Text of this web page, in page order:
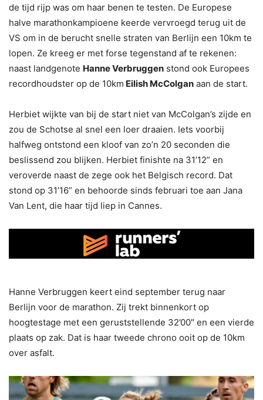
de tijd rijp was om haar benen te testen. De Europese
halve marathonkampioene keerde vervroegd terug uit de
VS om in de berucht snelle straten van Berlijn een 10km te
lopen. Ze kreeg er met forse tegenstand af te rekenen:
naast landgenote Hanne Verbruggen stond ook Europees
recordhoudster op de 10km Eilish McColgan aan de start.
Herbiet wijkte van bij de start niet van McColgan’s zijde en
zou de Schotse al snel een loer draaien. Iets voorbij
halfweg ontstond een kloof van zo’n 20 seconden die
beslissend zou blijken. Herbiet finishte na 31’12” en
veroverde naast de zege ook het Belgisch record. Dat
stond op 31’16” en behoorde sinds februari toe aan Jana
Van Lent, die haar tijd liep in Cannes.
Hanne Verbruggen keert eind september terug naar
Berlijn voor de marathon. Zij trekt binnenkort op
hoogtestage met een geruststellende 32’00″ en een vierde
plaats op zak. Dat is haar tweede chrono ooit op de 10km
over asfalt.